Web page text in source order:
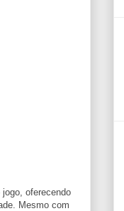
oferecendo
Mesmo com